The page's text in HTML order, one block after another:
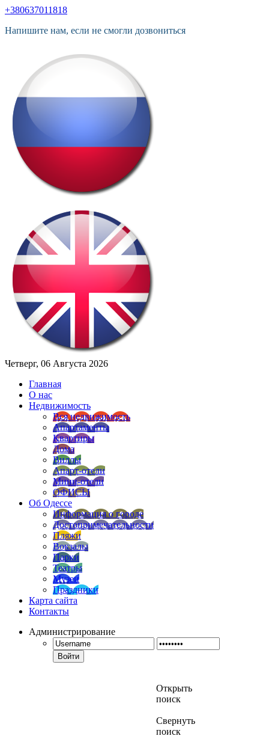
+380637011818
Напишите нам, если не смогли дозвониться
Четверг, 06 Августа 2026
Главная
О нас
Недвижимость
Вся недвижимость
Апартаменты
Квартиры
Дома
Виллы
Апарт-отели
Мини-отели
ОФИСЫ
Об Одессе
Информация о городе
Достопримечательности
Пляжи
Вокзалы
Парки
Театры
Музеи
Праздники
Карта сайта
Контакты
Администрирование
Войти
Открыть
поиск
Свернуть
поиск